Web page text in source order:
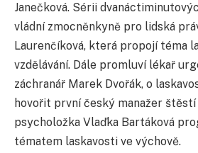
Janečková. Sérii
vládní zmocněnkyně pro lidská
Laurenčíková, která propojí téma
vzdělávání. Dále promluví lékař
záchranář Marek Dvořák, o
hovořit první český manažer
psycholožka Vlaďka Bartáková
tématem laskavosti ve výchově.